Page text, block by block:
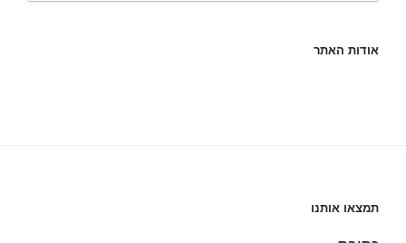
אודות האתר
תמצאו אותנו